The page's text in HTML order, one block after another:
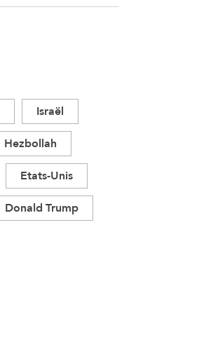
Israël
Hezbollah
Etats-Unis
Donald Trump